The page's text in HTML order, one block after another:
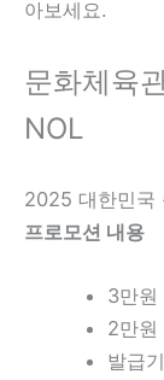
아보세요.
문화체육
NOL
2025 대한민국
프로모션 내용
3만원
2만원
발급